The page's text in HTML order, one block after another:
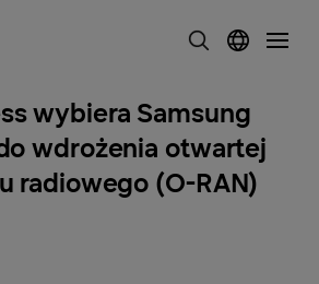
wybiera Samsung
wdrożenia otwartej
radiowego (O-RAN)